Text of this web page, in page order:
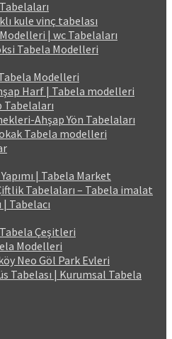
kule vinç tabelası
| wc Tabelaları
Tabela Modelleri
Modelleri
Harf | Tabela modelleri
Tabelaları
Ahşap Yön Tabelaları
Tabela modelleri
| Tabela Market
Tabelaları – Tabela imalat
Tabelacı
Çeşitleri
Modelleri
Neo Göl Park Evleri
Tabelası | Kurumsal Tabela